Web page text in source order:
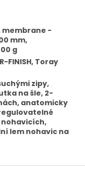
membrane -
mm,
g
FINISH, Toray
zipy,
na šle, 2-
anatomicky
lem nohavic na